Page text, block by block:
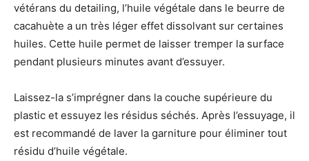
vétérans du detailing, l’huile végétale dans le beurre de
cacahuète a un très léger effet dissolvant sur certaines
huiles. Cette huile permet de laisser tremper la surface
pendant plusieurs minutes avant d’essuyer.
Laissez-la s’imprégner dans la couche supérieure du
plastic et essuyez les résidus séchés. Après l’essuyage, il
est recommandé de laver la garniture pour éliminer tout
résidu d’huile végétale.